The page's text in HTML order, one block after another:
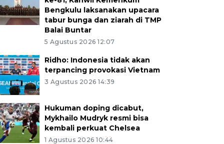
Bengkulu laksanakan upacara
tabur bunga dan ziarah di TMP
Balai Buntar
5 Agustus 2026 12:07
Ridho: Indonesia tidak akan
terpancing provokasi Vietnam
3 Agustus 2026 14:39
Hukuman doping dicabut,
Mykhailo Mudryk resmi bisa
kembali perkuat Chelsea
1 Agustus 2026 10:44